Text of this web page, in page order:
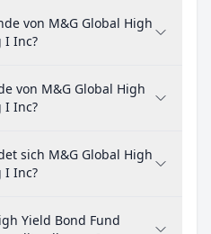
von M&G Global High
I Inc?
von M&G Global High
I Inc?
sich M&G Global High
I Inc?
Yield Bond Fund